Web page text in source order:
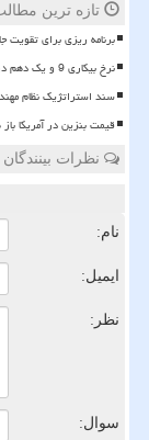
تازه ترین
برنامه ریزی برای تقویت
نرخ بیکاری 9 و یک دهم درصد شد
سند استراتژیک نظام
قیمت بنزین در آمریکا
نظرات
نام:
ایمیل:
نظر:
سوال: